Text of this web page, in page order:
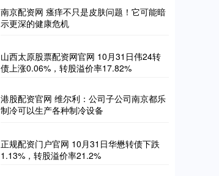
南京配资网 瘙痒不只是皮肤问题！它可能暗
示更深的健康危机
山西太原股票配资网官网 10月31日伟24转
债上涨0.06%，转股溢价率17.82%
港股配资官网 维尔利：公司子公司南京都乐
制冷可以生产各种制冷设备
正规配资门户官网 10月31日华懋转债下跌
1.13%，转股溢价率21.2%